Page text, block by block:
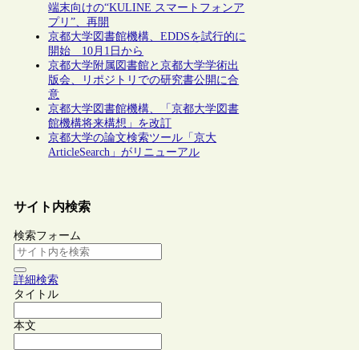
端末向けの“KULINE スマートフォンア
プリ”、再開
京都大学図書館機構、EDDSを試行的に
開始 10月1日から
京都大学附属図書館と京都大学学術出
版会、リポジトリでの研究書公開に合
意
京都大学図書館機構、「京都大学図書
館機構将来構想」を改訂
京都大学の論文検索ツール「京大
ArticleSearch」がリニューアル
サイト内検索
検索フォーム
詳細検索
タイトル
本文